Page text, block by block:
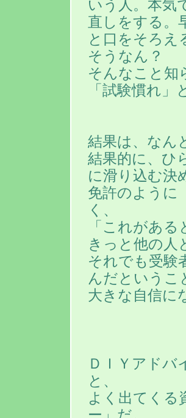
いう人。本気
直しをする。
と口をそろえ
そうなん？
そんなこと知
「試験慣れ
結果は、なん
結果的に、ひ
に滑り込む決
免許のように
く、
「これがあ
きっと他の人
それでも受験
んだというこ
大きな自信に
ＤＩＹアドバ
と、
よく出てくる
ー」だ。